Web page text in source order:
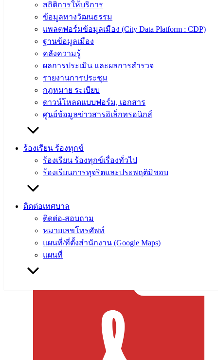
สถิติการให้บริการ
ข้อมูลทางวัฒนธรรม
แพลตฟอร์มข้อมูลเมือง (City Data Platform : CDP)
ฐานข้อมูลเมือง
คลังความรู้
ผลการประเมิน และผลการสำรวจ
รายงานการประชุม
กฎหมาย ระเบียบ
ดาวน์โหลดแบบฟอร์ม, เอกสาร
ศูนย์ข้อมูลข่าวสารอิเล็กทรอนิกส์
ร้องเรียน ร้องทุกข์
ร้องเรียน ร้องทุกข์เรื่องทั่วไป
ร้องเรียนการทุจริตและประพฤติมิชอบ
ติดต่อเทศบาล
ติดต่อ-สอบถาม
หมายเลขโทรศัพท์
แผนที่/ที่ตั้งสำนักงาน (Google Maps)
แผนที่
การจดทะเบียพาณิชย์จัดตั้งใหม่-บุคคลธรรมดา